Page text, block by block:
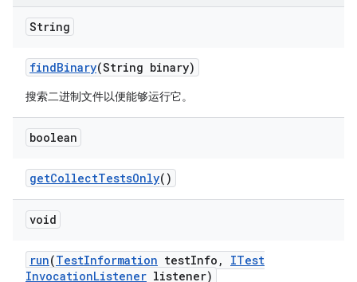
String
findBinary(String binary)
搜索二进制文件以便能够运行它。
boolean
getCollectTestsOnly()
void
run(TestInformation testInfo ,
ITest
InvocationListener listener)